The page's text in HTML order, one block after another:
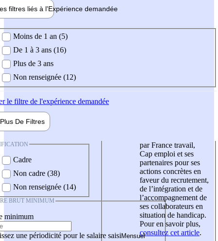
filtres liés à l'Expérience demandée
demandée
Moins de 1 an (5)
De 1 à 3 ans (16)
Plus de 3 ans
Non renseignée (12)
le filtre de l'expérience demandée
Plus De Filtres
Cadre
Non cadre (38)
Non renseignée (14)
BRUT MINIMUM
minimum
une périodicité pour le salaire saisi
par France travail,
Cap emploi et ses
partenaires pour ses
actions concrètes en
faveur du recrutement,
de l’intégration et de
l’accompagnement de
ses collaborateurs en
situation de handicap.
Pour en savoir plus,
consultez cet article.